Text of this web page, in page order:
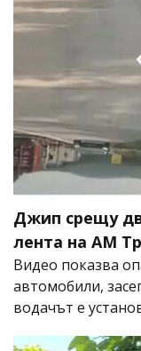
Джип срещу
лента на АМ
Видео показва
автомобили,
водачът е